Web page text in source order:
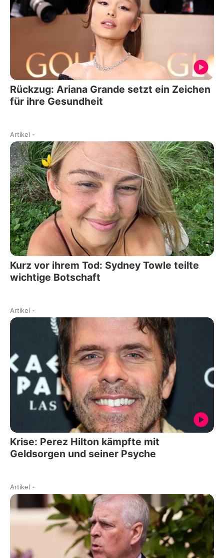
Rückzug: Ariana Grande setzt ein Zeichen
für ihre Gesundheit
Artikel -
Kurz vor ihrem Tod: Sydney Towle teilte
wichtige Botschaft
Artikel -
Krise: Perez Hilton kämpfte mit
Geldsorgen und seiner Psyche
Artikel -